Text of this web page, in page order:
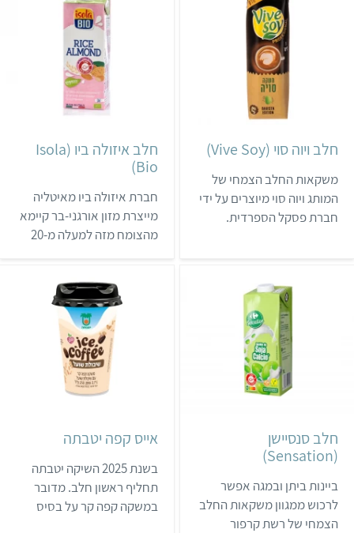
מצומצם. המשקאות הם גם
נטולי צבעי מאכל וחומרים
משמרים. לויטסי יש שלושה
סוגי חלב – על בסיס סויה,
שקדים או קוקוס.
חלב ויוה סוי (Vive Soy)
משקאות החלב הצמחי של
המותג ויוה סוי מיוצרים על ידי
חברת פסקל הספרדית.
החברה מתבססים על גידולים
ספרדיים מקומיים, ואינם
מהונדסים גנטית. המשקאות
נמכרים בהרבה סופרמרקטים
(טיב טעם, יינות ביתן,
שופרסל וכו') ובחנויות טבע.
חלב איזולה ביו (Isola
Bio)
חברת איזולה ביו מאיטליה
מייצרת מזון אורגני-בר קיימא
מהצומח מזה למעלה מ-20
ושיבולת שועל. מוצרי איזולה
ביו מיובאים לישראל על ידי
חברת ליב, ונמכרים בעיקר
בבתי טבע וברשת שופרסל.
חלב סנסיישן
(Sensation)
ביינות ביתן ובמגה אפשר
לרכוש ממגוון משקאות החלב
הצמחי של רשת קרפור
אייס קפה יטבתה
בשנת 2025 השיקה יטבתה
תחליף ראשון חלב. מדובר
במשקה קפה קר על בסיס